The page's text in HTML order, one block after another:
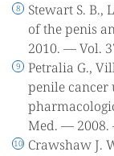
Stewart S. B.,
of the penis
2010. — Vol.
Petralia G.,
penile cancer
Med. — 2008.
Crawshaw J.